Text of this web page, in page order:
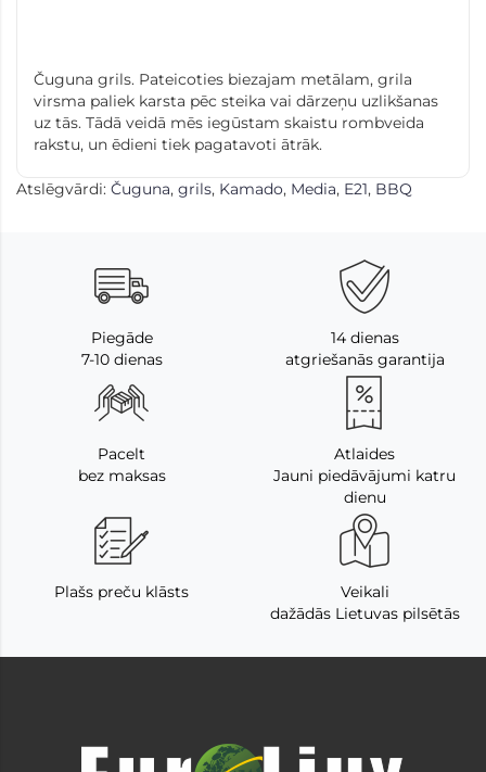
Čuguna grils. Pateicoties biezajam metālam, grila
virsma paliek karsta pēc steika vai dārzeņu uzlikšanas
uz tās. Tādā veidā mēs iegūstam skaistu rombveida
rakstu, un ēdieni tiek pagatavoti ātrāk.
Atslēgvārdi: Čuguna, grils, Kamado, Media, E21, BBQ
Piegāde
7-10 dienas
14 dienas
atgriešanās garantija
Pacelt
bez maksas
Atlaides
Jauni piedāvājumi katru
dienu
Plašs preču klāsts
Veikali
dažādās Lietuvas pilsētās